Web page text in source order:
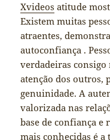
Xvideos atitude
Existem muitas
atraentes,
autoconfiança .
verdadeiras consigo
atenção dos outros,
genuinidade. A
valorizada nas
base de confiança e
mais conhecidas é